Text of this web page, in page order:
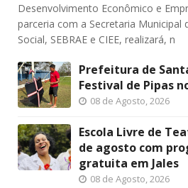
Desenvolvimento Econômico e
parceria com a Secretaria Municipal
Social, SEBRAE e CIEE, realizará, n
Prefeitura de
Festival de Pipas
08 de Agosto, 2026
Escola Livre de
de agosto com
gratuita em Jales
08 de Agosto, 2026